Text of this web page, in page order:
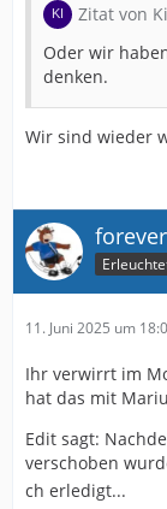
Zitat von
Oder wir
denken.
Wir sind wieder
11. Juni 2025 um
Ihr verwirrt im
hat das mit
Edit sagt:
verschoben
ch erledigt...